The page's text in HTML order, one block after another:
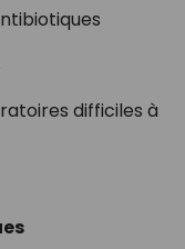
difficiles à